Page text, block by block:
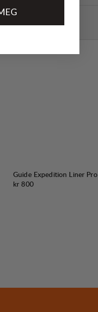
Guide Expedition Liner Pro
Pris:
kr 800